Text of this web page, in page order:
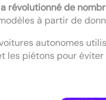
révolutionné de
à partir de
autonomes
les piétons pour